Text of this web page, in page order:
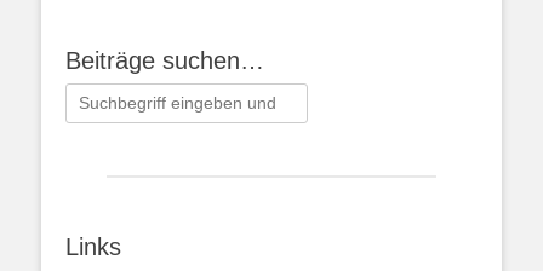
Beiträge suchen…
Suchen
nach:
Links